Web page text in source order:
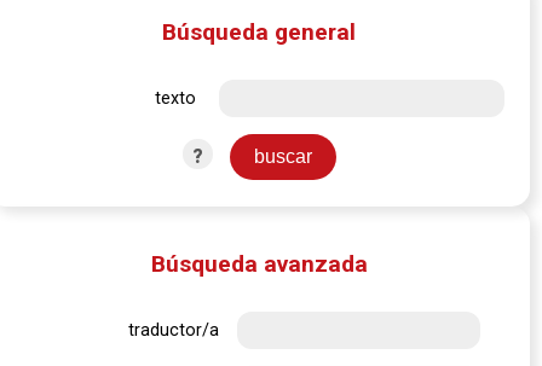
Búsqueda general
texto
?
Búsqueda avanzada
traductor/a